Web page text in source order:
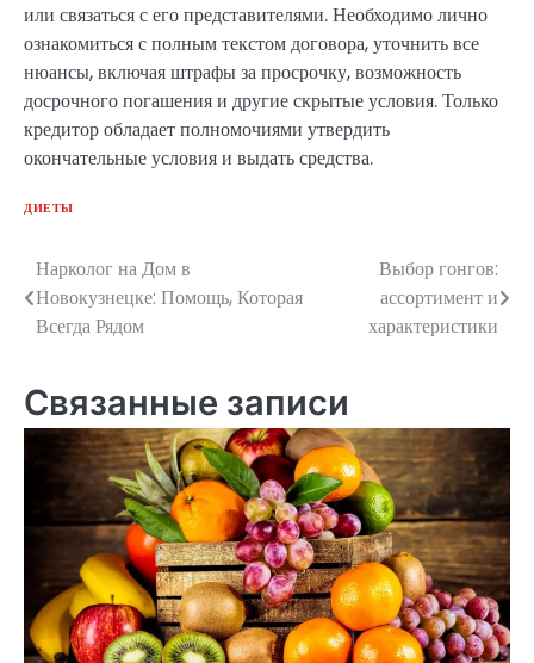
или связаться с его представителями. Необходимо лично
ознакомиться с полным текстом договора, уточнить все
нюансы, включая штрафы за просрочку, возможность
досрочного погашения и другие скрытые условия. Только
кредитор обладает полномочиями утвердить
окончательные условия и выдать средства.
ДИЕТЫ
Навигация
по
Нарколог на Дом в
Новокузнецке: Помощь, Которая
Всегда Рядом
Выбор гонгов:
ассортимент и
характеристики
Связанные записи